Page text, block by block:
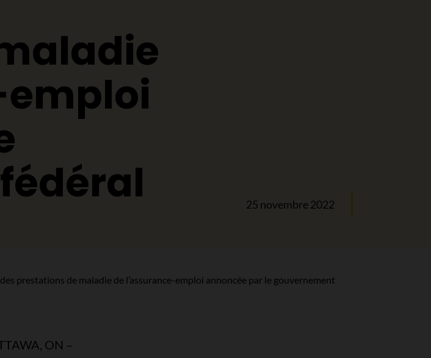
emploi
25 novembre 2022
prestations de maladie de l’assurance-emploi annoncée par le gouvernement
ON –